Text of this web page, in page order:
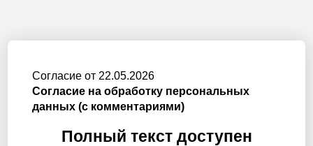
Согласие от 22.05.2026
Согласие на обработку персональных
данных (с комментариями)
Полный текст доступен